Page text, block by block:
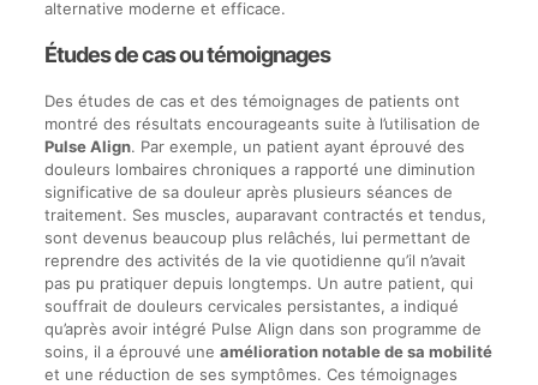
alternative moderne et efficace.
Études de cas ou témoignages
Des études de cas et des témoignages de patients ont
montré des résultats encourageants suite à l’utilisation de
Pulse Align. Par exemple, un patient ayant éprouvé des
douleurs lombaires chroniques a rapporté une diminution
significative de sa douleur après plusieurs séances de
traitement. Ses muscles, auparavant contractés et tendus,
sont devenus beaucoup plus relâchés, lui permettant de
reprendre des activités de la vie quotidienne qu’il n’avait
pas pu pratiquer depuis longtemps. Un autre patient, qui
souffrait de douleurs cervicales persistantes, a indiqué
qu’après avoir intégré Pulse Align dans son programme de
soins, il a éprouvé une amélioration notable de sa mobilité
et une réduction de ses symptômes. Ces témoignages